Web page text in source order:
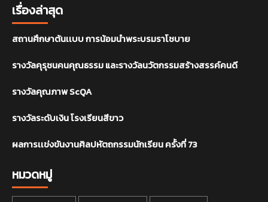
เรื่องล่าสุด
สถานศึกษาต้นเเบบ การน้อมนำพระบรมราโชบาย
รางวัลคุรุชนคนคุณธรรม และรางวัลนวัตกรรมสร้างสรรค์คนดี
รางวัลคุณภาพ ScQA
รางวัลระดับเงิน โรงเรียนสีขาว
ผลการเเข่งขันงานศิลปหัตถกรรมนักเรียน ครั้งที่ 73
หมวดหมู่